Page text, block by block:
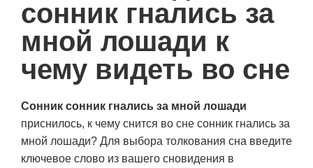
сонник гнались за
мной лошади к
чему видеть во сне
Сонник сонник гнались за мной лошади
приснилось, к чему снится во сне сонник гнались за
мной лошади? Для выбора толкования сна введите
ключевое слово из вашего сновидения в